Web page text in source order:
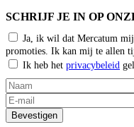
SCHRIJF JE IN OP
Ja, ik wil dat Mercatum
promoties. Ik kan mij te allen
Ik heb het privacybeleid